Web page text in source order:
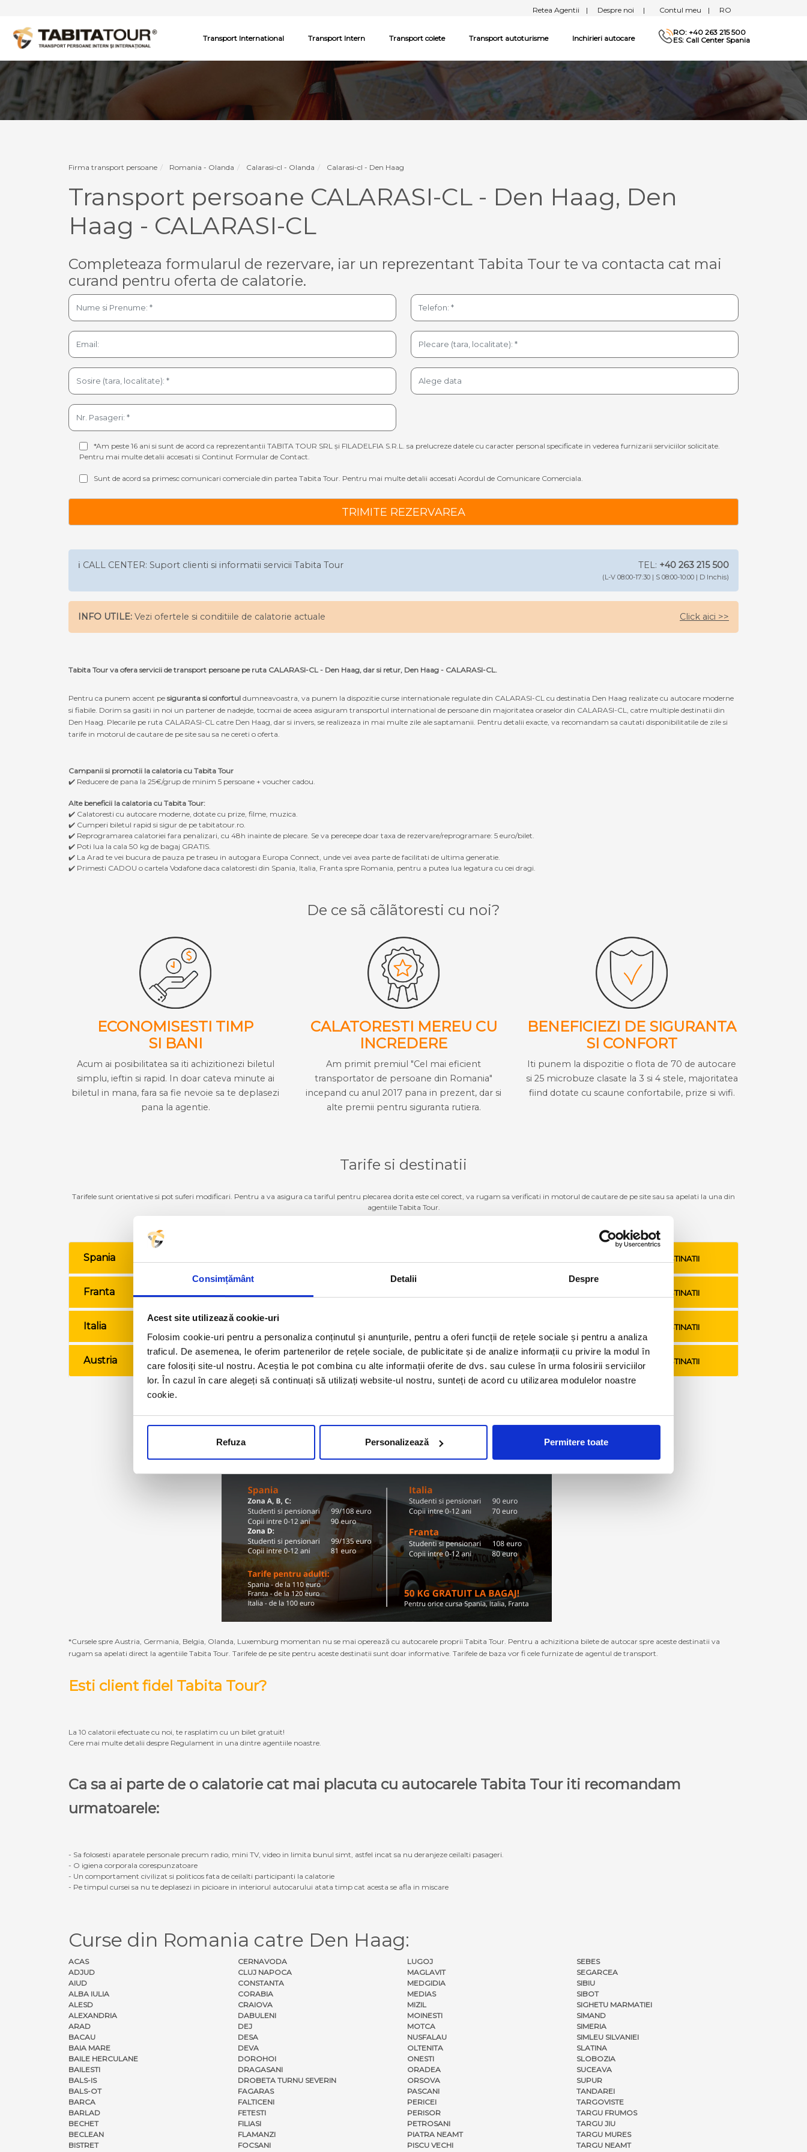
Consimțământ Detalii Despre
Acest site utilizează cookie-uri
Folosim cookie-uri pentru a personaliza conținutul și anunțurile, pentru a oferi funcții de rețele sociale și pentru a analiza
traficul. De asemenea, le oferim partenerilor de rețele sociale, de publicitate și de analize informații cu privire la modul în
care folosiți site-ul nostru. Aceștia le pot combina cu alte informații oferite de dvs. sau culese în urma folosirii serviciilor
lor. În cazul în care alegeți să continuați să utilizați website-ul nostru, sunteți de acord cu utilizarea modulelor noastre
cookie.
Refuza Personalizează Permitere toate
Retea Agentii | Despre noi | Contul meu | RO
Transport International Transport Intern Transport colete Transport autoturisme Inchirieri autocare
RO: +40 263 215 500
ES: Call Center Spania
Firma transport persoane Romania - Olanda Calarasi-cl - Olanda Calarasi-cl - Den Haag
Transport persoane CALARASI-CL - Den Haag, Den
Haag - CALARASI-CL
Completeaza formularul de rezervare, iar un reprezentant Tabita Tour te va contacta cat mai
curand pentru oferta de calatorie.
*Am peste 16 ani si sunt de acord ca reprezentantii TABITA TOUR SRL și FILADELFIA S.R.L. sa prelucreze datele cu caracter personal specificate in vederea furnizarii serviciilor solicitate.
Pentru mai multe detalii accesati si Continut Formular de Contact.
Sunt de acord sa primesc comunicari comerciale din partea Tabita Tour. Pentru mai multe detalii accesati Acordul de Comunicare Comerciala.
TRIMITE REZERVAREA
ℹ️ CALL CENTER: Suport clienti si informatii servicii Tabita Tour TEL: +40 263 215 500
(L-V 08:00-17:30 | S 08:00-10:00 | D Inchis)
INFO UTILE: Vezi ofertele si conditiile de calatorie actuale Click aici >>
Tabita Tour va ofera servicii de transport persoane pe ruta CALARASI-CL - Den Haag, dar si retur, Den Haag - CALARASI-CL.
Pentru ca punem accent pe siguranta si confortul dumneavoastra, va punem la dispozitie curse internationale regulate din CALARASI-CL cu destinatia Den Haag realizate cu autocare moderne
si fiabile. Dorim sa gasiti in noi un partener de nadejde, tocmai de aceea asiguram transportul international de persoane din majoritatea oraselor din CALARASI-CL, catre multiple destinatii din
Den Haag. Plecarile pe ruta CALARASI-CL catre Den Haag, dar si invers, se realizeaza in mai multe zile ale saptamanii. Pentru detalii exacte, va recomandam sa cautati disponibilitatile de zile si
tarife in motorul de cautare de pe site sau sa ne cereti o oferta.
Campanii si promotii la calatoria cu Tabita Tour
✔️ Reducere de pana la 25€/grup de minim 5 persoane + voucher cadou.
Alte beneficii la calatoria cu Tabita Tour:
✔️ Calatoresti cu autocare moderne, dotate cu prize, filme, muzica.
✔️ Cumperi biletul rapid si sigur de pe tabitatour.ro.
✔️ Reprogramarea calatoriei fara penalizari, cu 48h inainte de plecare. Se va perecepe doar taxa de rezervare/reprogramare: 5 euro/bilet.
✔️ Poti lua la cala 50 kg de bagaj GRATIS.
✔️ La Arad te vei bucura de pauza pe traseu in autogara Europa Connect, unde vei avea parte de facilitati de ultima generatie.
✔️ Primesti CADOU o cartela Vodafone daca calatoresti din Spania, Italia, Franta spre Romania, pentru a putea lua legatura cu cei dragi.
De ce sã cãlãtoresti cu noi?
ECONOMISESTI TIMP
SI BANI
Acum ai posibilitatea sa iti achizitionezi biletul
simplu, ieftin si rapid. In doar cateva minute ai
biletul in mana, fara sa fie nevoie sa te deplasezi
pana la agentie.
CALATORESTI MEREU CU
INCREDERE
Am primit premiul "Cel mai eficient
transportator de persoane din Romania"
incepand cu anul 2017 pana in prezent, dar si
alte premii pentru siguranta rutiera.
BENEFICIEZI DE SIGURANTA
SI CONFORT
Iti punem la dispozitie o flota de 70 de autocare
si 25 microbuze clasate la 3 si 4 stele, majoritatea
fiind dotate cu scaune confortabile, prize si wifi.
Tarife si destinatii
Tarifele sunt orientative si pot suferi modificari. Pentru a va asigura ca tariful pentru plecarea dorita este cel corect, va rugam sa verificati in motorul de cautare de pe site sau sa apelati la una din
agentiile Tabita Tour.
Spania
Franta VEZI TARIFE SI DESTINATII
Italia
Austria VEZI TARIFE SI DESTINATII
VEZI TARIFE SI DESTINATII
VEZI TARIFE SI DESTINATII
VEZI TARIFE SI DESTINATII
Olanda VEZI TARIFE SI DESTINATII
Conditii de calatorie si bagaje
*Cursele spre Austria, Germania, Belgia, Olanda, Luxemburg momentan nu se mai operează cu autocarele proprii Tabita Tour. Pentru a achizitiona bilete de autocar spre aceste destinatii va
rugam sa apelati direct la agentiile Tabita Tour. Tarifele de pe site pentru aceste destinatii sunt doar informative. Tarifele de baza vor fi cele furnizate de agentul de transport.
Esti client fidel Tabita Tour?
La 10 calatorii efectuate cu noi, te rasplatim cu un bilet gratuit!
Cere mai multe detalii despre Regulament in una dintre agentiile noastre.
Ca sa ai parte de o calatorie cat mai placuta cu autocarele Tabita Tour iti recomandam
urmatoarele:
- Sa folosesti aparatele personale precum radio, mini TV, video in limita bunul simt, astfel incat sa nu deranjeze ceilalti pasageri.
- O igiena corporala corespunzatoare
- Un comportament civilizat si politicos fata de ceilalti participanti la calatorie
- Pe timpul cursei sa nu te deplasezi in picioare in interiorul autocarului atata timp cat acesta se afla in miscare
Curse din Romania catre Den Haag:
ACAS
ADJUD
AIUD
ALBA IULIA
ALESD
ALEXANDRIA
ARAD
BACAU
BAIA MARE
BAILE HERCULANE
BAILESTI
BALS-IS
BALS-OT
BARCA
BARLAD
BECHET
BECLEAN
BISTRET
CERNAVODA
CLUJ NAPOCA
CONSTANTA
CORABIA
CRAIOVA
DABULENI
DEJ
DESA
DEVA
DOROHOI
DRAGASANI
DROBETA TURNU SEVERIN
FAGARAS
FALTICENI
FETESTI
FILIASI
FLAMANZI
FOCSANI
LUGOJ
MAGLAVIT
MEDGIDIA
MEDIAS
MIZIL
MOINESTI
MOTCA
NUSFALAU
OLTENITA
ONESTI
ORADEA
ORSOVA
PASCANI
PERICEI
PERISOR
PETROSANI
PIATRA NEAMT
PISCU VECHI
SEBES
SEGARCEA
SIBIU
SIBOT
SIGHETU MARMATIEI
SIMAND
SIMERIA
SIMLEU SILVANIEI
SLATINA
SLOBOZIA
SUCEAVA
SUPUR
TANDAREI
TARGOVISTE
TARGU FRUMOS
TARGU JIU
TARGU MURES
TARGU NEAMT